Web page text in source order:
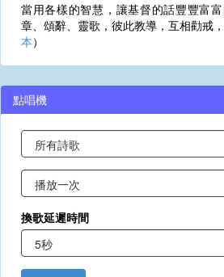
當用各樣的智慧，讓基督的話豐豐富
章、頌辭、靈歌，彼此教導，互相勸戒
本）
點唱機
換歌延遲時間